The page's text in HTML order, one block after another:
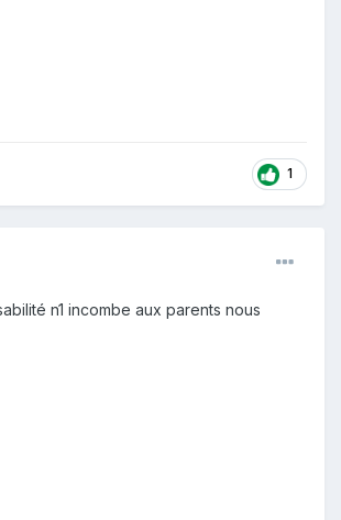
1
n1 incombe aux parents nous